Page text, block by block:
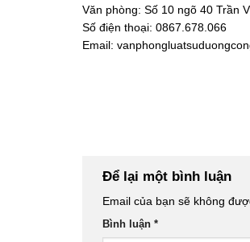
Văn phòng: Số 10 ngõ 40 Trần
Số điện thoại: 0867.678.066
Email:
Để lại một bình luận
Email của bạn sẽ không
Bình luận *